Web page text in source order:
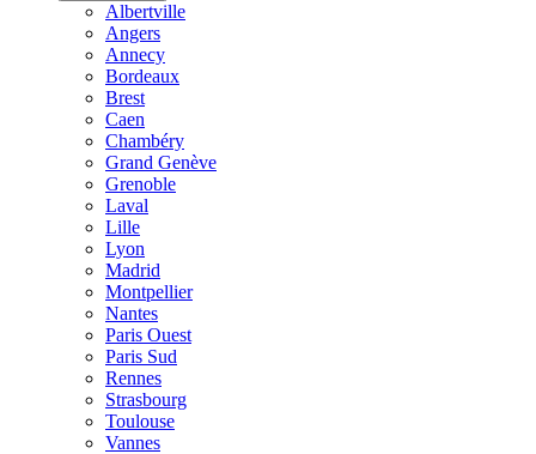
Albertville
Angers
Annecy
Bordeaux
Brest
Caen
Chambéry
Grand Genève
Grenoble
Laval
Lille
Lyon
Madrid
Montpellier
Nantes
Paris Ouest
Paris Sud
Rennes
Strasbourg
Toulouse
Vannes